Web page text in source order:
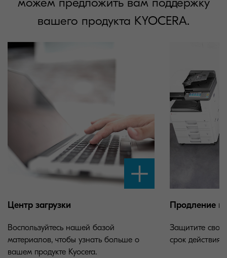
вашего продукта KYOCERA.
Центр загрузки
Воспользуйтесь нашей базой
материалов, чтобы узнать больше о
вашем продукте Kyocera.
Продление
Защитите свои
срок действия